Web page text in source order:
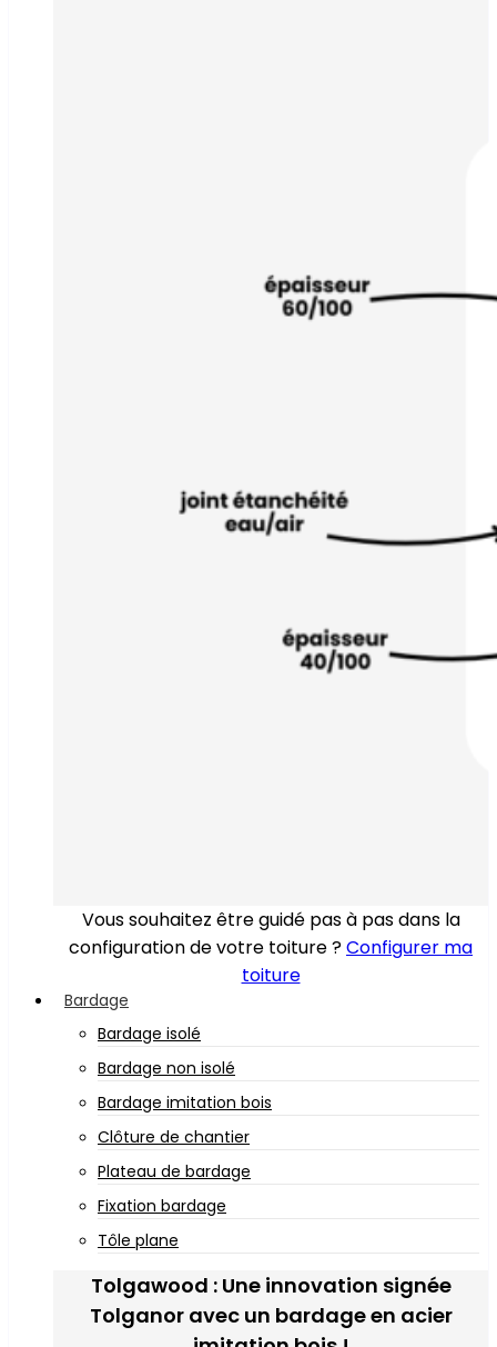
Vous souhaitez être guidé pas à pas dans la
configuration de votre toiture ?Configurer ma
toiture
Bardage
Bardage isolé
Bardage non isolé
Bardage imitation bois
Clôture de chantier
Plateau de bardage
Fixation bardage
Tôle plane
Tolgawood : Une innovation signée
Tolganor avec un bardage en acier